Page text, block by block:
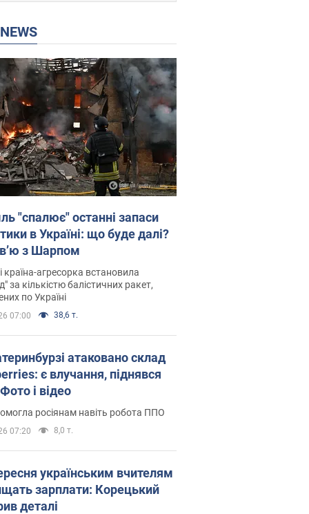
NEWS
"спалює" останні запаси
в Україні: що буде далі?
з Шарпом
країна-агресорка встановила
за кількістю балістичних ракет,
по Україні
07:00 38,6 т.
атаковано склад
є влучання, піднявся
і відео
росіянам навіть робота ППО
07:20 8,0 т.
українським вчителям
зарплати: Корецький
деталі